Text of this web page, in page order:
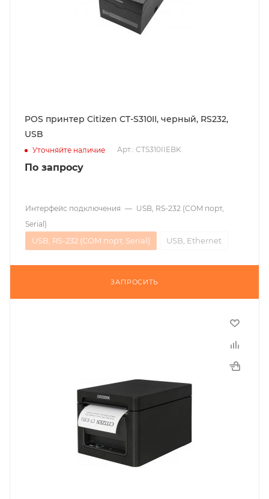
POS принтер Citizen CT-S310II, черный, RS232,
USB
Уточняйте наличие Арт.: CTS310IIEBK
По запросу
ЗАПРОСИТЬ
Интерфейс подключения — USB, RS-232 (COM порт,
Serial)
USB, RS-232 (COM порт, Serial) USB, Ethernet